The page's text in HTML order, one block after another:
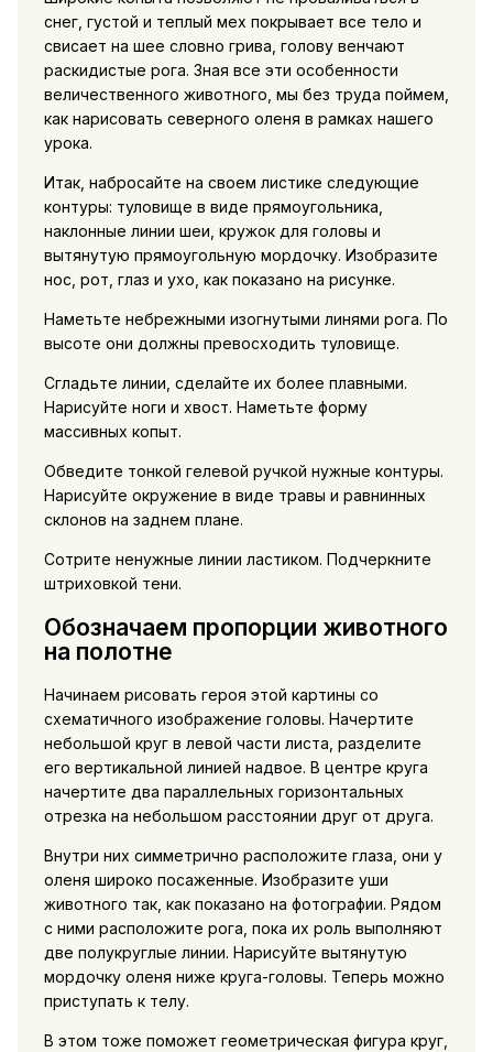
снег, густой и теплый мех покрывает все тело и
свисает на шее словно грива, голову венчают
раскидистые рога. Зная все эти особенности
величественного животного, мы без труда поймем,
как нарисовать северного оленя в рамках нашего
урока.
Итак, набросайте на своем листике следующие
контуры: туловище в виде прямоугольника,
наклонные линии шеи, кружок для головы и
вытянутую прямоугольную мордочку. Изобразите
нос, рот, глаз и ухо, как показано на рисунке.
Наметьте небрежными изогнутыми линями рога. По
высоте они должны превосходить туловище.
Сгладьте линии, сделайте их более плавными.
Нарисуйте ноги и хвост. Наметьте форму
массивных копыт.
Обведите тонкой гелевой ручкой нужные контуры.
Нарисуйте окружение в виде травы и равнинных
склонов на заднем плане.
Сотрите ненужные линии ластиком. Подчеркните
штриховкой тени.
Обозначаем пропорции животного
на полотне
Начинаем рисовать героя этой картины со
схематичного изображение головы. Начертите
небольшой круг в левой части листа, разделите
его вертикальной линией надвое. В центре круга
начертите два параллельных горизонтальных
отрезка на небольшом расстоянии друг от друга.
Внутри них симметрично расположите глаза, они у
оленя широко посаженные. Изобразите уши
животного так, как показано на фотографии. Рядом
с ними расположите рога, пока их роль выполняют
две полукруглые линии. Нарисуйте вытянутую
мордочку оленя ниже круга-головы. Теперь можно
приступать к телу.
В этом тоже поможет геометрическая фигура круг,